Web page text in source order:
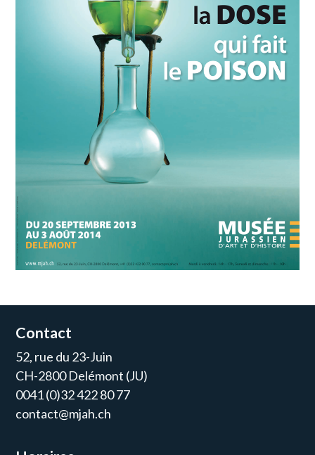
Contact
52, rue du 23-Juin
CH-2800 Delémont (JU)
0041 (0)32 422 80 77
contact@mjah.ch